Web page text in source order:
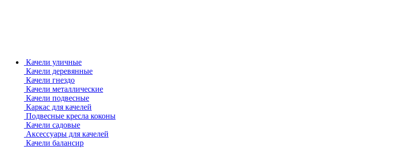
Качели уличные
Качели деревянные
Качели гнездо
Качели металлические
Качели подвесные
Каркас для качелей
Подвесные кресла коконы
Качели садовые
Аксессуары для качелей
Качели балансир